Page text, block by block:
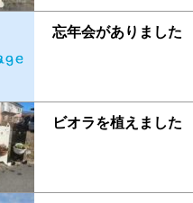
忘年会がありました
ビオラを植えました